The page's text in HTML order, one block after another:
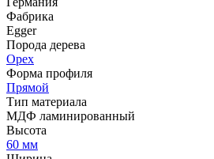
Фабрика
Egger
Порода дерева
Орех
Форма профиля
Прямой
Тип материала
МДФ ламинированный
Высота
60 мм